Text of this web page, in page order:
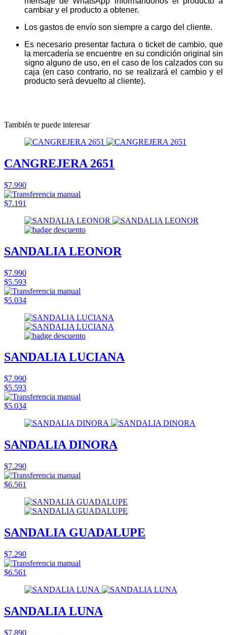
cambiar y el producto a obtener.
Los gastos de envío son siempre a cargo del cliente.
Es necesario presentar factura o ticket de cambio, que
la mercadería se encuentre en su condición original sin
signo alguno de uso, en el caso de los calzados con su
caja (en caso contrario, no se realizará el cambio y el
producto será devuelto al cliente).
También te puede interesar
CANGREJERA 2651
$7.990
$7.191
SANDALIA LEONOR
$7.990
$5.593
$5.034
SANDALIA LUCIANA
$7.990
$5.593
$5.034
SANDALIA DINORA
$7.290
$6.561
SANDALIA GUADALUPE
$7.290
$6.561
SANDALIA LUNA
$7.890